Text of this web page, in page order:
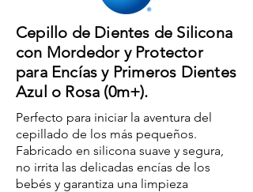
Cepillo de Dientes de Silicona
con Mordedor y Protector
para Encías y Primeros Dientes
Azul o Rosa (0m+).
Perfecto para iniciar la aventura del
cepillado de los más pequeños.
Fabricado en silicona suave y segura,
no irrita las delicadas encías de los
bebés y garantiza una limpieza